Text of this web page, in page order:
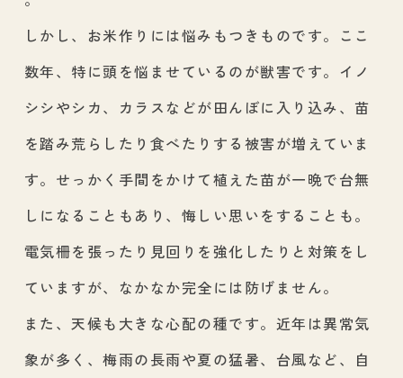
しかし、お米作りには悩みもつきものです。ここ
数年、特に頭を悩ませているのが獣害です。イノ
シシやシカ、カラスなどが田んぼに入り込み、苗
を踏み荒らしたり食べたりする被害が増えていま
す。せっかく手間をかけて植えた苗が一晩で台無
しになることもあり、悔しい思いをすることも。
電気柵を張ったり見回りを強化したりと対策をし
ていますが、なかなか完全には防げません。
また、天候も大きな心配の種です。近年は異常気
象が多く、梅雨の長雨や夏の猛暑、台風など、自